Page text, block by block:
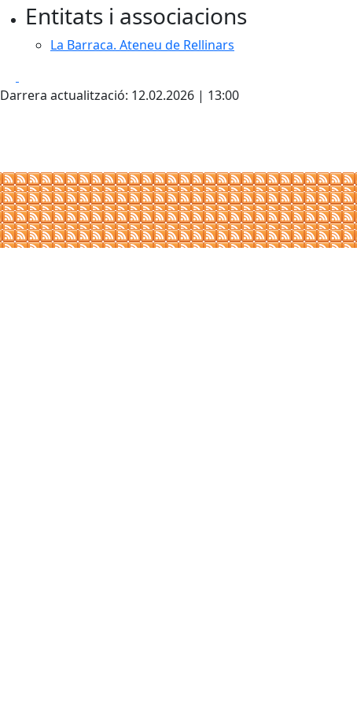
Entitats i associacions
La Barraca. Ateneu de Rellinars
Darrera actualització: 12.02.2026 | 13:00